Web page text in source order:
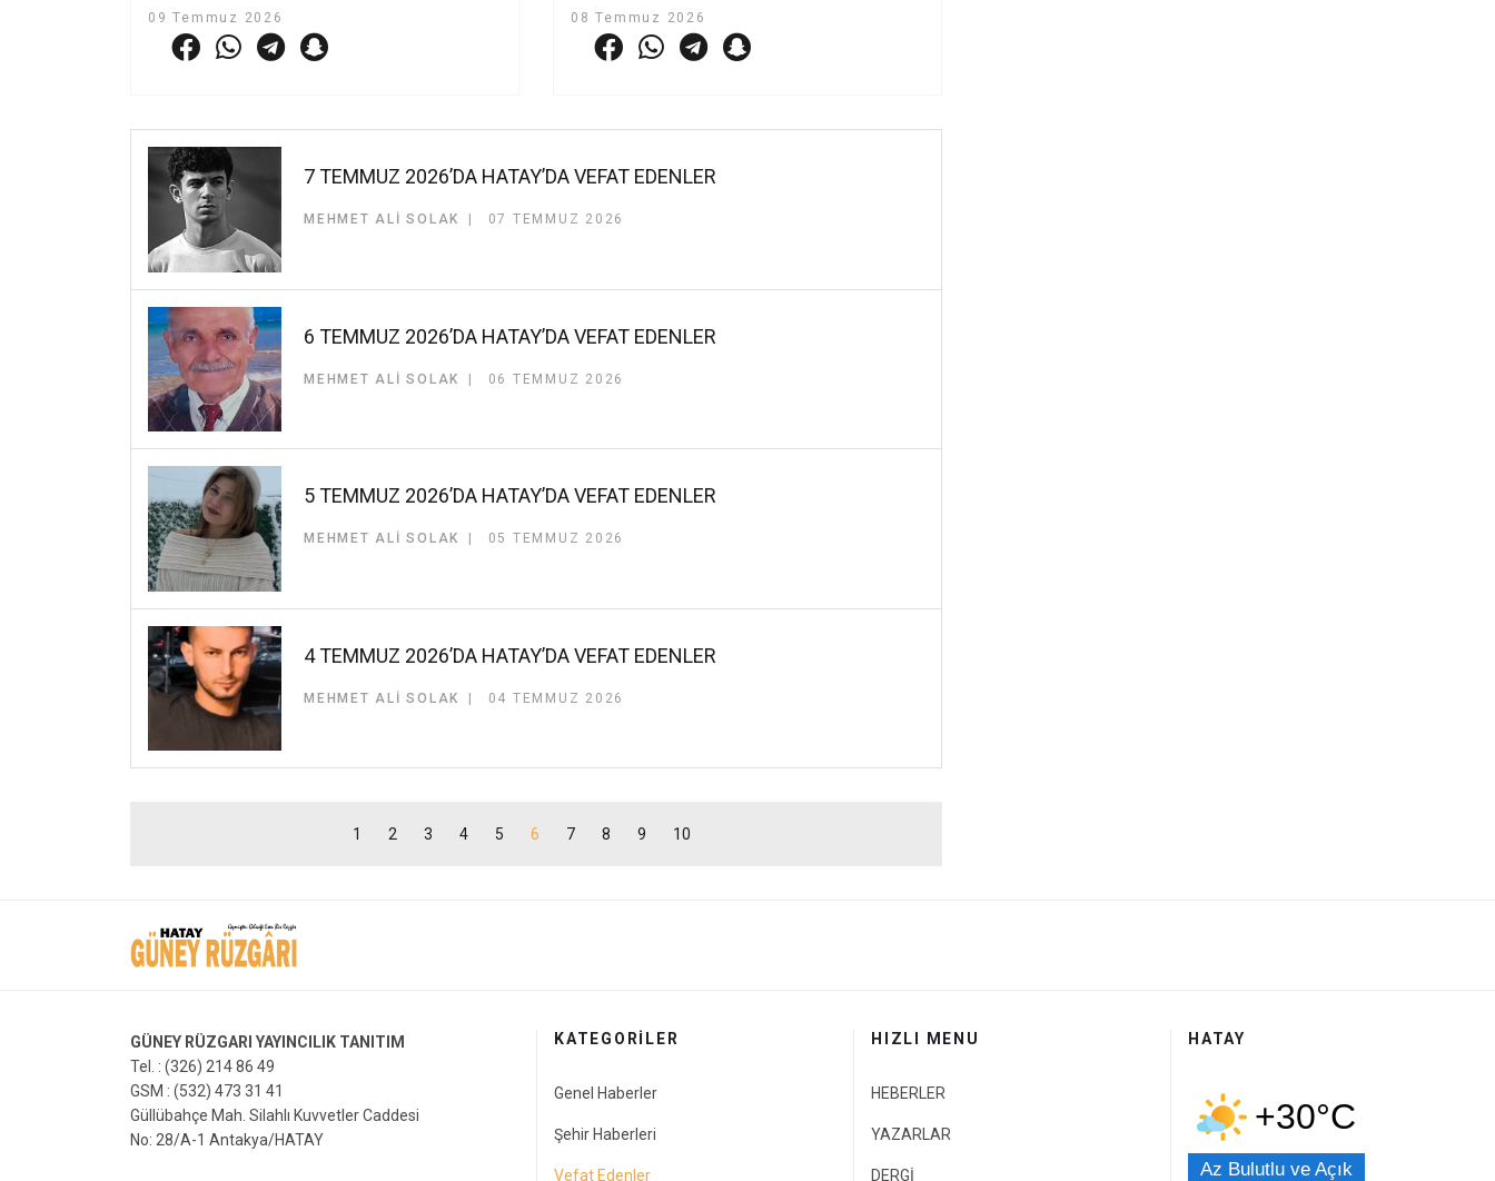
09 Temmuz 2026 08 Temmuz 2026
7 TEMMUZ 2026’DA HATAY’DA VEFAT EDENLER
MEHMET ALI SOLAK 07 TEMMUZ 2026
6 TEMMUZ 2026’DA HATAY’DA VEFAT EDENLER
MEHMET ALI SOLAK 06 TEMMUZ 2026
5 TEMMUZ 2026’DA HATAY’DA VEFAT EDENLER
MEHMET ALI SOLAK 05 TEMMUZ 2026
4 TEMMUZ 2026’DA HATAY’DA VEFAT EDENLER
MEHMET ALI SOLAK 04 TEMMUZ 2026
1 2 3 4 5 6 7 8 9 10
GÜNEY RÜZGARI YAYINCILIK TANITIM
Tel. : (326) 214 86 49
GSM : (532) 473 31 41
Güllübahçe Mah. Silahlı Kuvvetler Caddesi
No: 28/A-1 Antakya/HATAY
KATEGORİLER
Genel Haberler
Şehir Haberleri
Vefat Edenler
HIZLI MENU
HEBERLER
YAZARLAR
DERGİ
HATAY
+30°C
Az Bulutlu ve Açık